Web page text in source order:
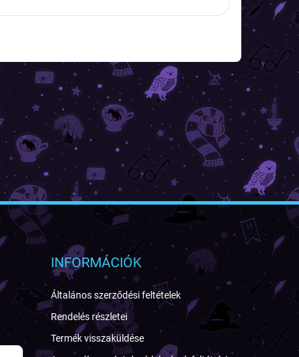
INFORMÁCIÓK
Általános szerződési feltételek
Rendelés részletei
Termék visszaküldése